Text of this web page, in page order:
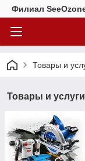
Филиал
Товары и
Товары и услуги